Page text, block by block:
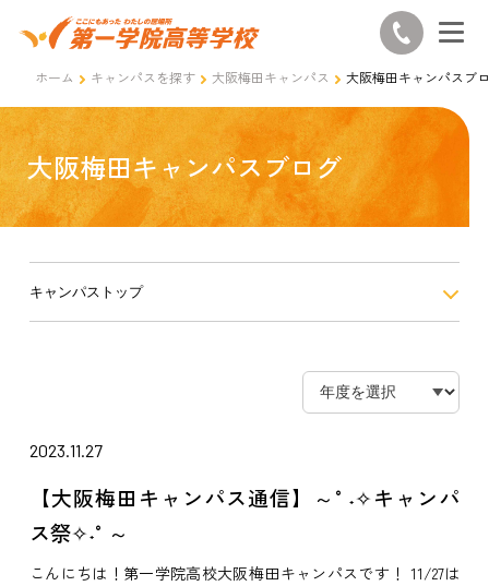
ホーム キャンパスを探す 大阪梅田キャンパス 大阪梅田キャンパスブ
大阪梅田キャンパスブログ
キャンパストップ
2023.11.27
【大阪梅田キャンパス通信】～°˖✧キャンパ
ス祭✧˖°～
こんにちは！第一学院高校大阪梅田キャンパスです！ 11/27は